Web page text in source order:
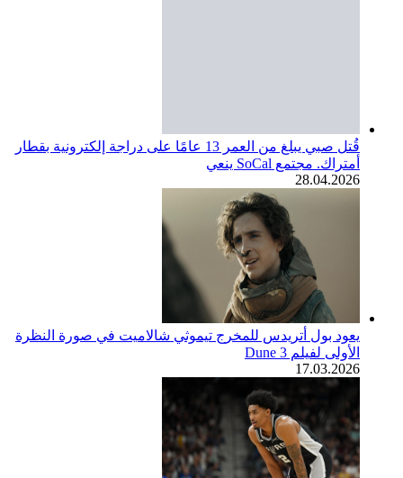
قُتل صبي يبلغ من العمر 13 عامًا على دراجة إلكترونية بقطار
أمتراك. مجتمع SoCal ينعي
28.04.2026
يعود بول أتريدس للمخرج تيموثي شالاميت في صورة النظرة
الأولى لفيلم Dune 3
17.03.2026